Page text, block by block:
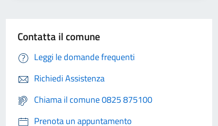
Contatta il comune
Leggi le domande frequenti
Richiedi Assistenza
Chiama il comune 0825 875100
Prenota un appuntamento